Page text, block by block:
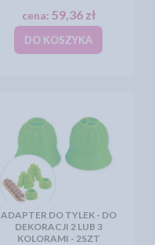
cena: 59,36 zł
DO KOSZYKA
ADAPTER DO TYLEK - DO
DEKORACJI 2 LUB 3
KOLORAMI - 2SZT